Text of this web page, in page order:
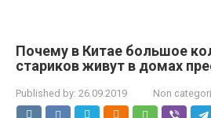
Почему в Китае большое
стариков живут в домах
Published by: 26.09.2019 Non